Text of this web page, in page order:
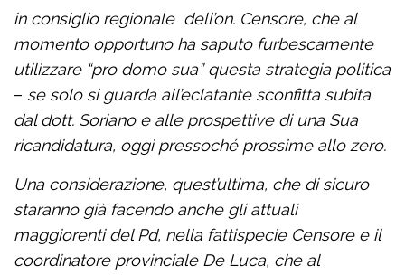
in consiglio regionale dell’on. Censore, che al
momento opportuno ha saputo furbescamente
utilizzare “pro domo sua” questa strategia politica
– se solo si guarda all’eclatante sconfitta subita
dal dott. Soriano e alle prospettive di una Sua
ricandidatura, oggi pressoché prossime allo zero.
Una considerazione, quest’ultima, che di sicuro
staranno già facendo anche gli attuali
maggiorenti del Pd, nella fattispecie Censore e il
coordinatore provinciale De Luca, che al